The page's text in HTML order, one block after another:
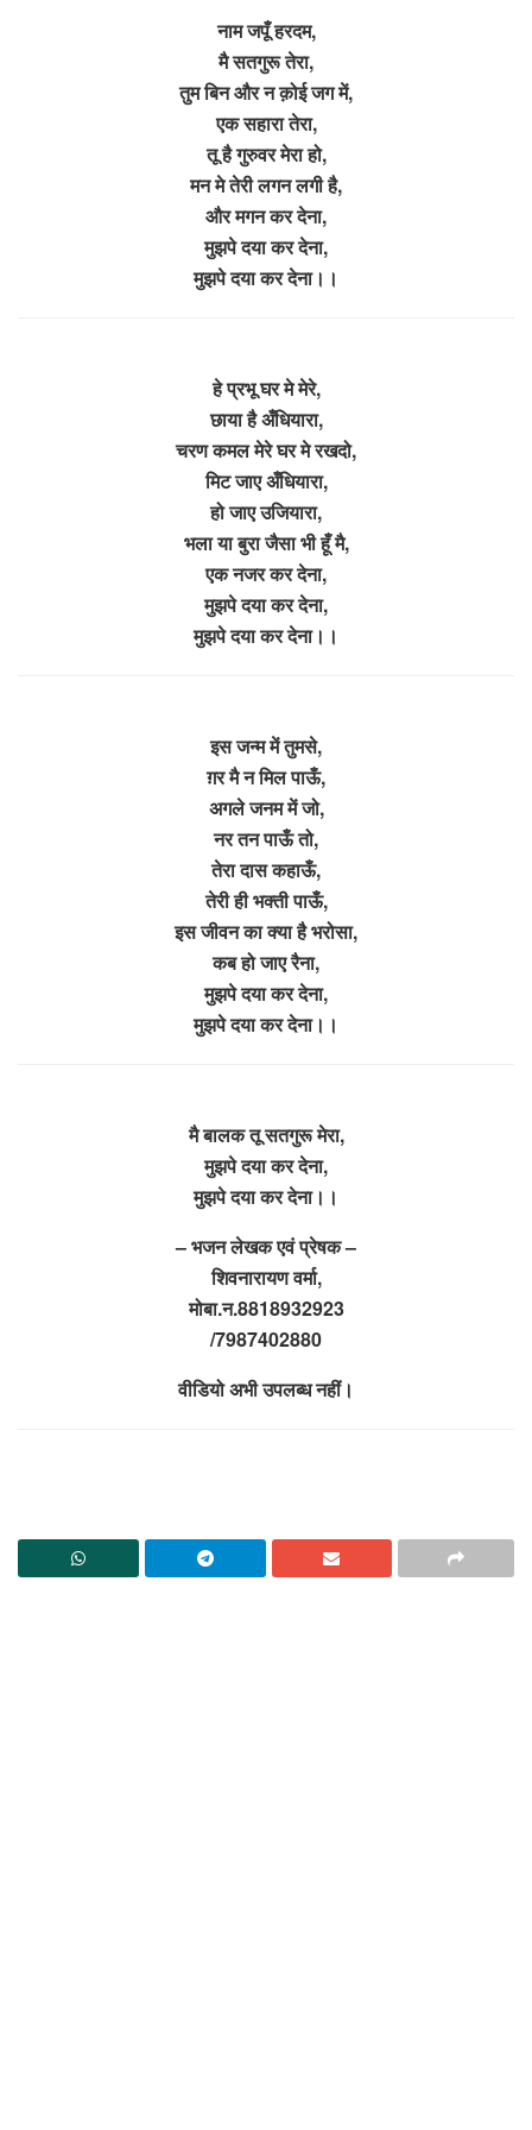
नाम जपूँ हरदम,
मै सतगुरू तेरा,
तुम बिन और न क़ोई जग में,
एक सहारा तेरा,
तू है गुरुवर मेरा हो,
मन मे तेरी लगन लगी है,
और मगन कर देना,
मुझपे दया कर देना,
मुझपे दया कर देना।।
हे प्रभू घर मे मेरे,
छाया है अँधियारा,
चरण कमल मेरे घर मे रखदो,
मिट जाए अँधियारा,
हो जाए उजियारा,
भला या बुरा जैसा भी हूँ मै,
एक नजर कर देना,
मुझपे दया कर देना,
मुझपे दया कर देना।।
इस जन्म में तुमसे,
ग़र मै न मिल पाऊँ,
अगले जनम में जो,
नर तन पाऊँ तो,
तेरा दास कहाऊँ,
तेरी ही भक्ती पाऊँ,
इस जीवन का क्या है भरोसा,
कब हो जाए रैना,
मुझपे दया कर देना,
मुझपे दया कर देना।।
मै बालक तू सतगुरू मेरा,
मुझपे दया कर देना,
मुझपे दया कर देना।।
– भजन लेखक एवं प्रेषक –
शिवनारायण वर्मा,
मोबा.न.8818932923
/7987402880
वीडियो अभी उपलब्ध नहीं।